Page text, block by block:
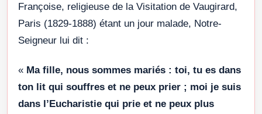
Françoise, religieuse de la Visitation de Vaugirard,
Paris (1829-1888) étant un jour malade, Notre-
Seigneur lui dit :
« Ma fille, nous sommes mariés : toi, tu es dans
ton lit qui souffres et ne peux prier ; moi je suis
dans l’Eucharistie qui prie et ne peux plus